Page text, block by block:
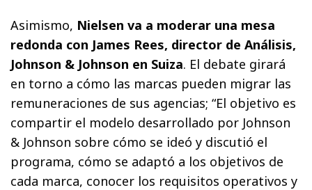
Asimismo, Nielsen va a moderar una mesa
redonda con James Rees, director de Análisis,
Johnson & Johnson en Suiza. El debate girará
en torno a cómo las marcas pueden migrar las
remuneraciones de sus agencias; “El objetivo es
compartir el modelo desarrollado por Johnson
& Johnson sobre cómo se ideó y discutió el
programa, cómo se adaptó a los objetivos de
cada marca, conocer los requisitos operativos y